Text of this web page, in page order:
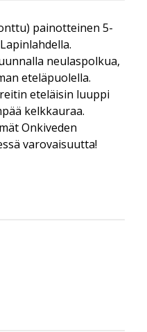
painotteinen 5-
neulaspolkua,
eteläpuolella.
eteläisin luuppi
kelkkauraa.
Onkiveden
varovaisuutta!